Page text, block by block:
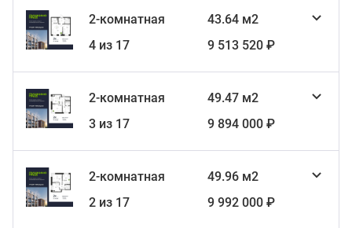
2-комнатная
43.64 м2
4 из 17
9 513 520 ₽
2-комнатная
49.47 м2
3 из 17
9 894 000 ₽
2-комнатная
49.96 м2
2 из 17
9 992 000 ₽